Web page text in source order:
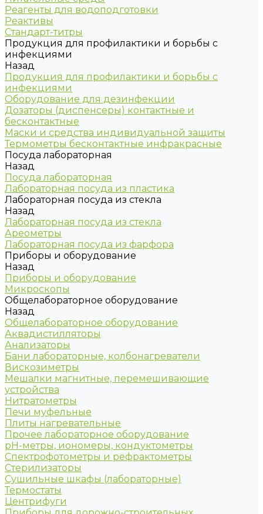
Реагенты для водоподготовки
Реактивы
Стандарт-титры
Продукция для профилактики и борьбы с
инфекциями
Назад
Продукция для профилактики и борьбы с
инфекциями
Оборудование для дезинфекции
Дозаторы (диспенсеры) контактные и
бесконтактные
Маски и средства индивидуальной защиты
Термометры бесконтактные инфракрасные
Посуда лабораторная
Назад
Посуда лабораторная
Лабораторная посуда из пластика
Лабораторная посуда из стекла
Назад
Лабораторная посуда из стекла
Ареометры
Лабораторная посуда из фарфора
Приборы и оборудование
Назад
Приборы и оборудование
Микроскопы
Общелабораторное оборудование
Назад
Общелабораторное оборудование
Аквадистилляторы
Анализаторы
Бани лабораторные, колбонагреватели
Вискозиметры
Мешалки магнитные, перемешивающие
устройства
Нитратометры
Печи муфельные
Плиты нагревательные
Прочее лабораторное оборудование
рН-метры, иономеры, кондуктометры
Спектрофотометры и рефрактометры
Стерилизаторы
Сушильные шкафы (лабораторные)
Термостаты
Центрифуги